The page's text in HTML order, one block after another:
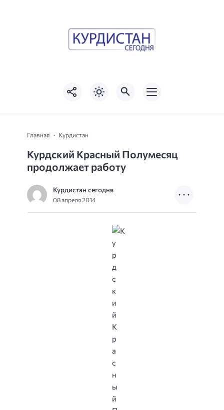
Главная Курдистан
Курдский Красный Полумесяц
продолжает работу
Курдистан сегодня
08 апреля 2014